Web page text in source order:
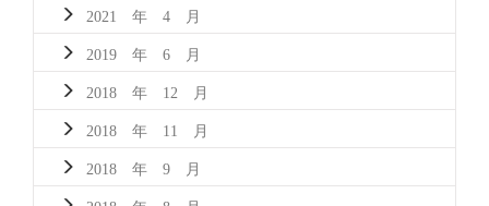
2021 年 4 月
2019 年 6 月
2018 年 12 月
2018 年 11 月
2018 年 9 月